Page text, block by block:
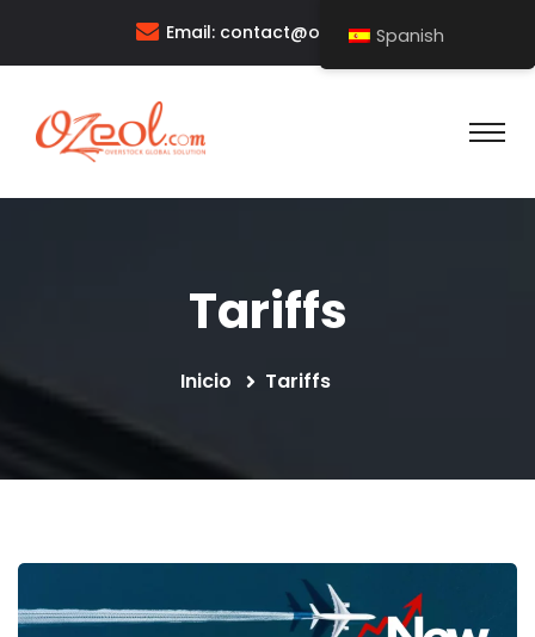
Email: contact@ozeol.com
Tariffs
Inicio Tariffs
Spanish